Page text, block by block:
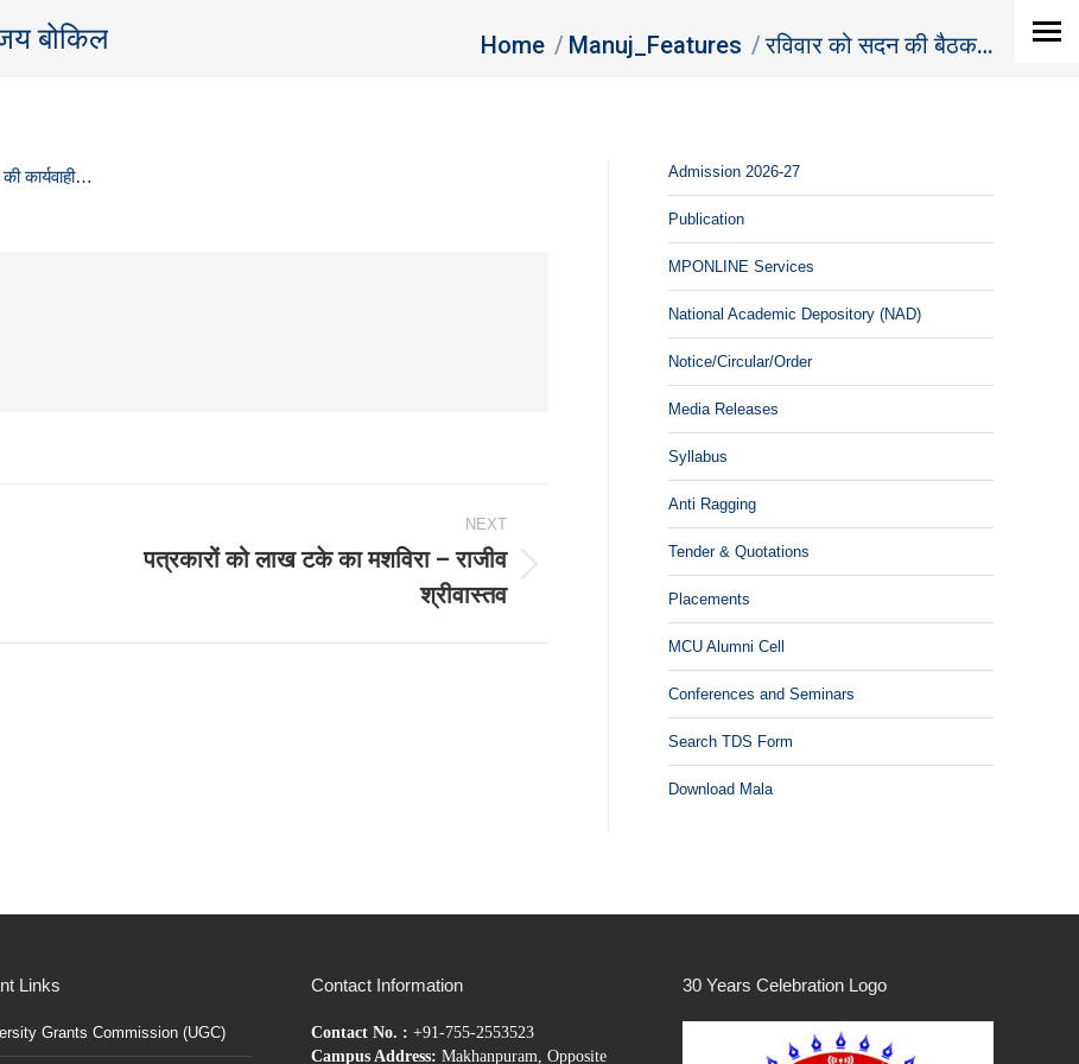
बोकिल You are here:
Home Manuj_Features रविवार को सदन की बैठक…
कार्यवाही…
NEXT
पत्रकारों को लाख टके का मशविरा – राजीव
श्रीवास्‍तव
Admission 2026-27
Publication
MPONLINE Services
National Academic Depository (NAD)
Notice/Circular/Order
Media Releases
Syllabus
Anti Ragging
Tender & Quotations
Placements
MCU Alumni Cell
Conferences and Seminars
Search TDS Form
Download Mala
Links
Grants Commission (UGC)
Contact Information
Contact No. : +91-755-2553523
Campus Address: Makhanpuram, Opposite
30 Years Celebration Logo